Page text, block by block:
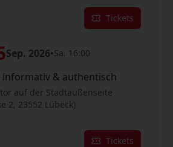
Tickets
Sep. 2026•Sa. 16:00
& authentisch
auf der Stadtaußenseite
2, 23552 Lübeck)
Tickets